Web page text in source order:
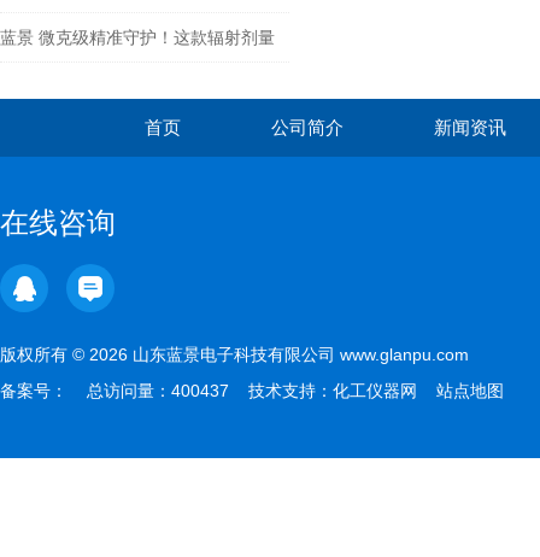
蓝景 微克级精准守护！这款辐射剂量
首页 公司简介 新闻资讯
在线咨询
版权所有 © 2026 山东蓝景电子科技有限公司 www.glanpu.com
备案号：
总访问量：400437 技术支持： 化工仪器网 站点地图